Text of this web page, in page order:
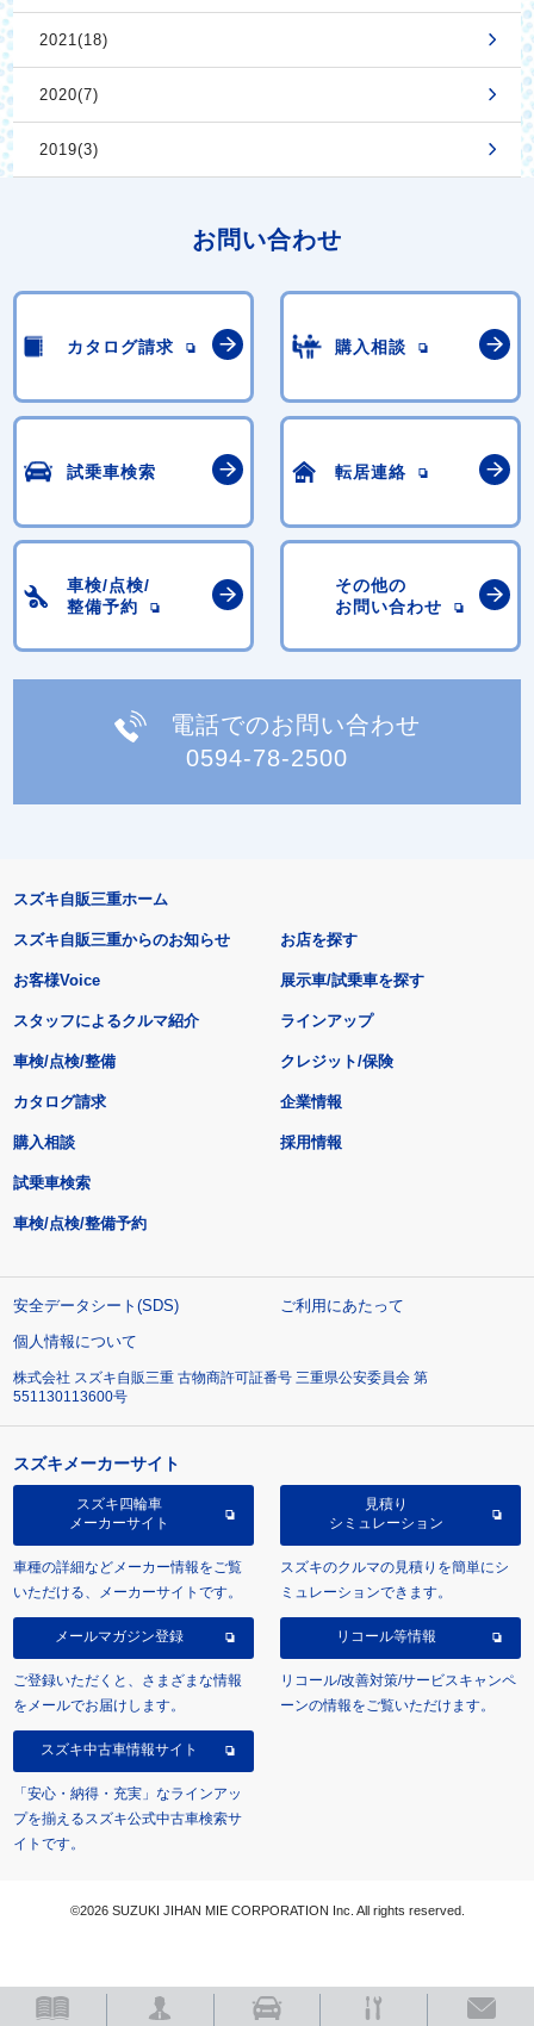
2021(18)
2020(7)
2019(3)
お問い合わせ
カタログ請求 購入相談
試乗車検索 転居連絡
車検/点検/
整備予約
その他の
お問い合わせ
電話でのお問い合わせ
0594-78-2500
スズキ自販三重ホーム
スズキ自販三重からのお知らせ
お客様Voice
スタッフによるクルマ紹介
お店を探す
展示車/試乗車を探す
ラインアップ
車検/点検/整備 クレジット/保険
カタログ請求
購入相談
試乗車検索
車検/点検/整備予約
企業情報
採用情報
安全データシート(SDS)
ご利用にあたって
個人情報について
株式会社 スズキ自販三重 古物商許可証番号 三重県公安委員会 第
551130113600号
スズキメーカーサイト
スズキ四輪車
メーカーサイト
車種の詳細などメーカー情報をご覧
いただける、メーカーサイトです。
見積り
シミュレーション
スズキのクルマの見積りを簡単にシ
ミュレーションできます。
メールマガジン登録
ご登録いただくと、さまざまな情報
をメールでお届けします。
リコール等情報
リコール/改善対策/サービスキャンペ
ーンの情報をご覧いただけます。
スズキ中古車情報サイト
「安心・納得・充実」なラインアッ
プを揃えるスズキ公式中古車検索サ
イトです。
©2026 SUZUKI JIHAN MIE CORPORATION Inc. All rights reserved.